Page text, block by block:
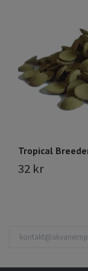
Tropical
32 kr